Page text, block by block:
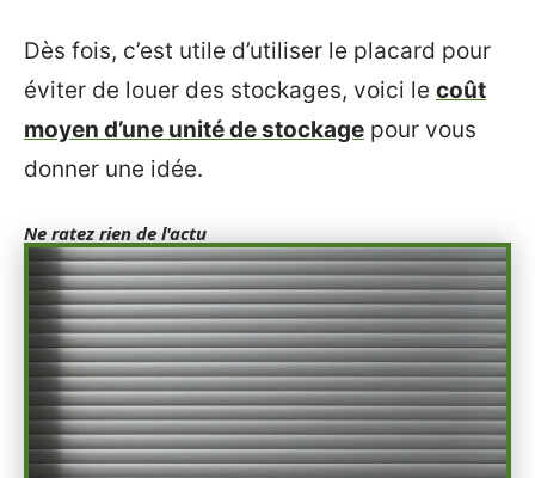
Dès fois, c’est utile d’utiliser le placard pour
éviter de louer des stockages, voici le coût
moyen d’une unité de stockage pour vous
donner une idée.
Ne ratez rien de l'actu